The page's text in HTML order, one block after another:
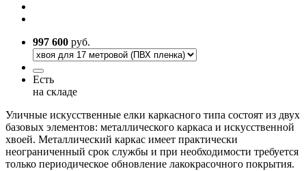
997 600 руб.
Есть
на складе
Уличные искусственные елки каркасного типа состоят из двух
базовых элементов: металлического каркаса и искусственной
хвоей. Металлический каркас имеет практически
неограниченный срок службы и при необходимости требуется
только периодическое обновление лакокрасочного покрытия.